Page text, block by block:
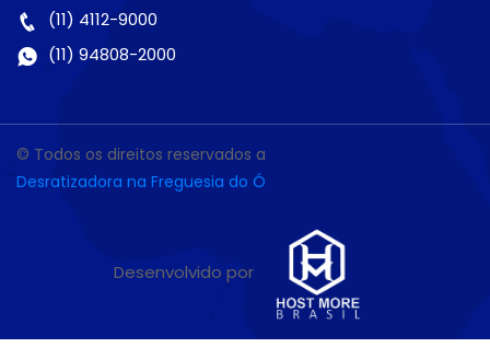
(11) 4112-9000
(11) 94808-2000
© Todos os direitos reservados a
Desratizadora na Freguesia do Ó
Desenvolvido por